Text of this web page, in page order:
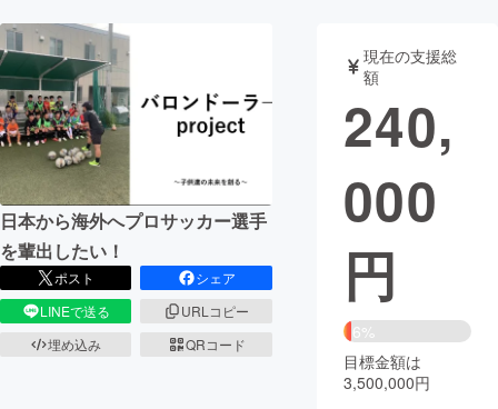
アート・写真 音楽
テクノロジー・ガジェット ゲーム・サ
映像・映画
ビジネス・起業
まちづくり・地域活性化
CAMPFIRE Creation
コミュニティ
日本から海外へプロサッカー選手
を輩出したい！
ポスト
シェア
LINEで送る
URLコピー
埋め込み
QRコード
現在の支援総
額
240,
000
円
6%
目標金額は
3,500,000円